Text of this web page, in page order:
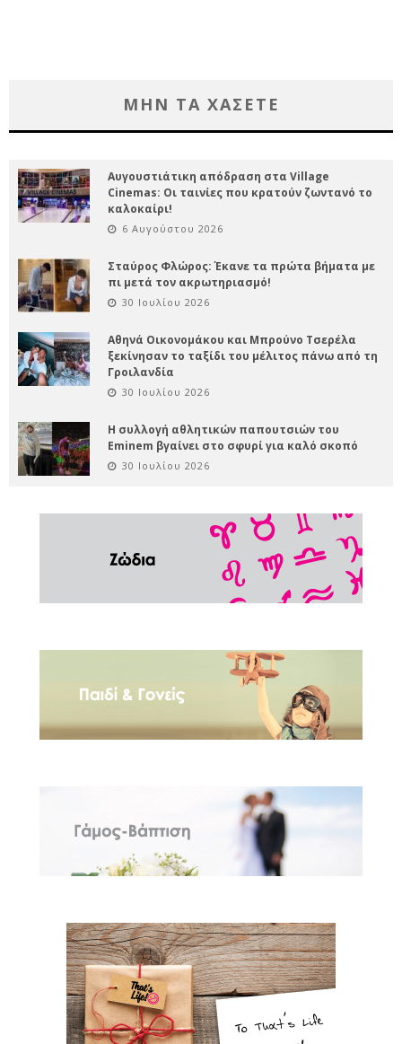
ΜΗΝ ΤΑ ΧΑΣΕΤΕ
Αυγουστιάτικη απόδραση στα Village
Cinemas: Οι ταινίες που κρατούν ζωντανό το
καλοκαίρι!
6 Αυγούστου 2026
Σταύρος Φλώρος: Έκανε τα πρώτα βήματα με
πι μετά τον ακρωτηριασμό!
30 Ιουλίου 2026
Αθηνά Οικονομάκου και Μπρούνο Τσερέλα
ξεκίνησαν το ταξίδι του μέλιτος πάνω από τη
Γροιλανδία
30 Ιουλίου 2026
Η συλλογή αθλητικών παπουτσιών του
Eminem βγαίνει στο σφυρί για καλό σκοπό
30 Ιουλίου 2026